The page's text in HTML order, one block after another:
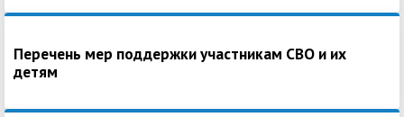
Перечень мер поддержки участникам СВО и их
детям